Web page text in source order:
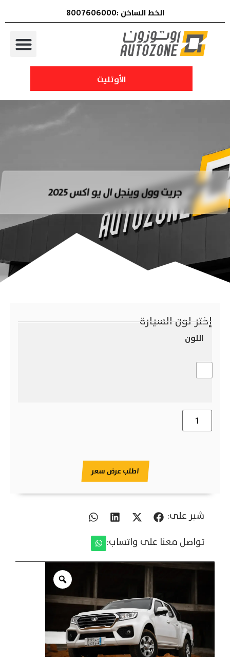
الخط الساخن :8007606000
الأوتليت
جريت وول وينجل ال يو اكس 2025
إختر لون السيارة
اللون
اطلب عرض سعر
شير على:
تواصل معنا على واتساب: